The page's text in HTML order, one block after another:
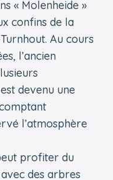
« Molenheide »
confins de la
Au cours
l’ancien
devenu une
l’atmosphère
profiter du
des arbres